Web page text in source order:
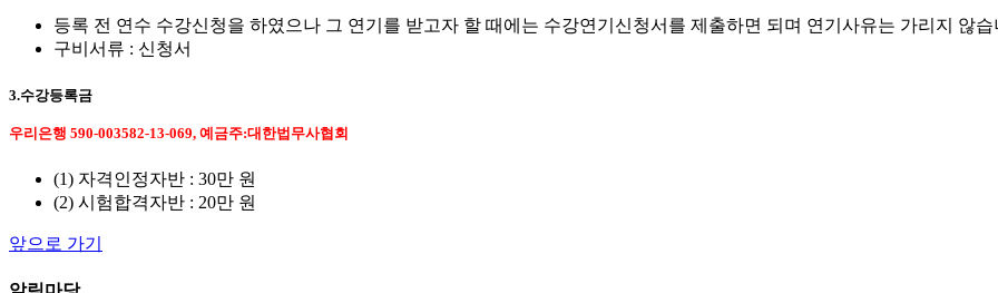
등록 전 연수 수강신청을 하였으나 그 연기를 받고자 할 때에는 수강연기신청서를 제출하면 되며 연기사유는 가리지 않습
구비서류 : 신청서
3.수강등록금
우리은행 590-003582-13-069, 예금주:대한법무사협회
(1) 자격인정자반 : 30만 원
(2) 시험합격자반 : 20만 원
앞으로 가기